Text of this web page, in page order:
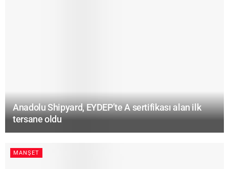
Anadolu Shipyard, EYDEP’te A sertifikası alan ilk
tersane oldu
MANŞET